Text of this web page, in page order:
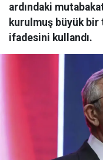
ardındaki
kurulmuş büyük
ifadesini kullandı.